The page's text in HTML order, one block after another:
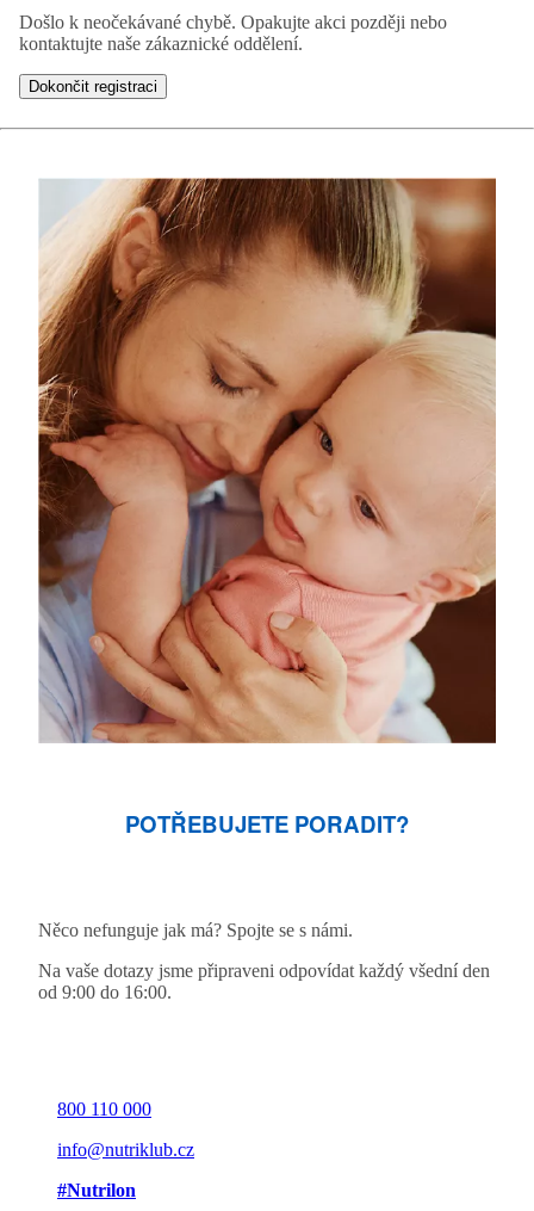
Došlo k neočekávané chybě. Opakujte akci později nebo
kontaktujte naše zákaznické oddělení.
Dokončit registraci
POTŘEBUJETE PORADIT?
Něco nefunguje jak má? Spojte se s námi.
Na vaše dotazy jsme připraveni odpovídat každý všední den
od 9:00 do 16:00.
800 110 000
info@nutriklub.cz
#Nutrilon